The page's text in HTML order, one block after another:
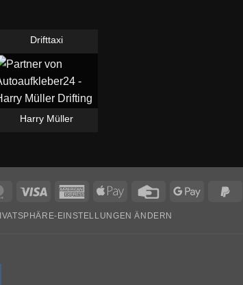
Drifttaxi
Harry Müller
MasterCardVisa
AmericanApple
Credit
Google
EINSTELLUNGEN ÄNDERN